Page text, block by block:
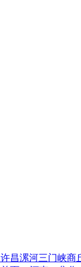
许昌漯河三门峡商